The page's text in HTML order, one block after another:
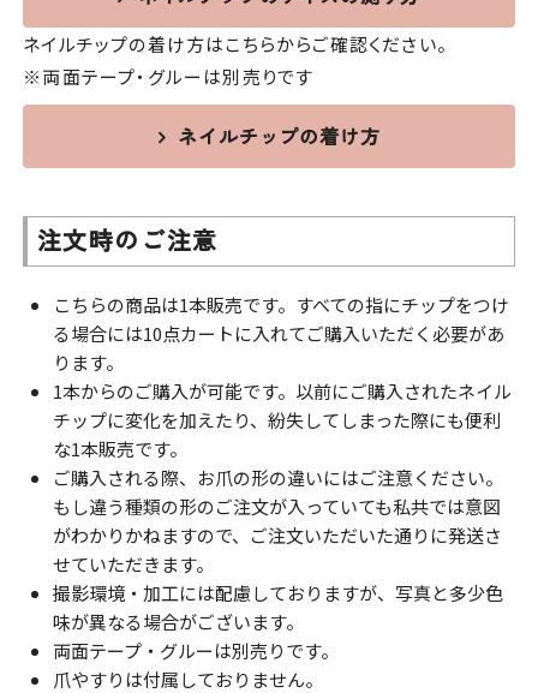
ネイルチップの着け方はこちらからご確認ください。
※両面テープ・グルーは別売りです
ネイルチップの着け方
注文時のご注意
こちらの商品は1本販売です。すべての指にチップをつけ
る場合には10点カートに入れてご購入いただく必要があ
ります。
1本からのご購入が可能です。以前にご購入されたネイル
チップに変化を加えたり、紛失してしまった際にも便利
な1本販売です。
ご購入される際、お爪の形の違いにはご注意ください。
もし違う種類の形のご注文が入っていても私共では意図
がわかりかねますので、ご注文いただいた通りに発送さ
せていただきます。
撮影環境・加工には配慮しておりますが、写真と多少色
味が異なる場合がございます。
両面テープ・グルーは別売りです。
爪やすりは付属しておりません。